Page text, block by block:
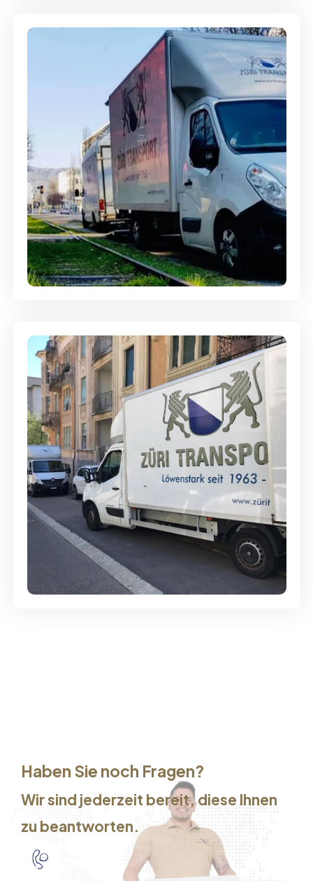
Ein- und Auspackservice
Günstige Umzüge - Hervorragender
Service
Haben Sie noch Fragen?
Wir sind jederzeit bereit, diese Ihnen
zu beantworten.